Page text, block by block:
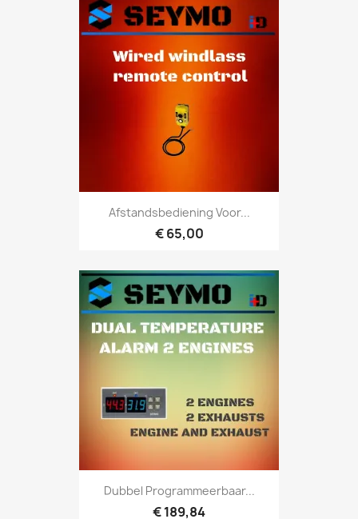
Afstandsbediening Voor...
€ 65,00
Dubbel Programmeerbaar...
€ 189,84